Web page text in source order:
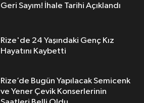
Geri Sayım! İhale Tarihi Açıklandı
Rize'de 24 Yaşındaki Genç Kız
Hayatını Kaybetti
Rize’de Bugün Yapılacak Semicenk
ve Yener Çevik Konserlerinin